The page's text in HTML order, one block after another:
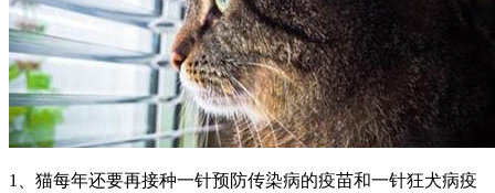
1、猫每年还要再接种一针预防传染病的疫苗和一针狂犬病疫